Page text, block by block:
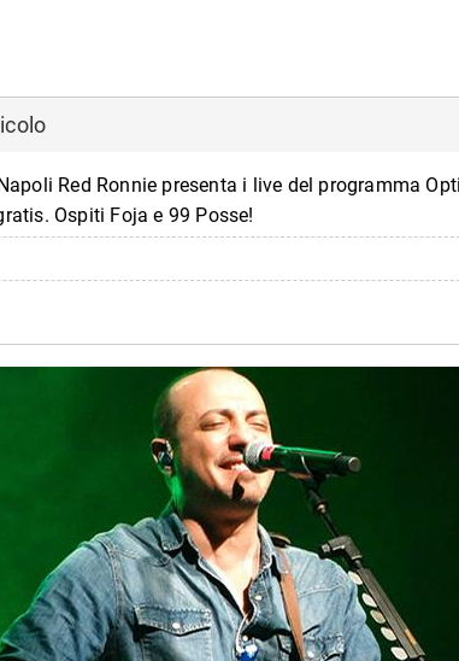
Red Ronnie presenta i live del programma
Ospiti Foja e 99 Posse!
al Lanificio 25